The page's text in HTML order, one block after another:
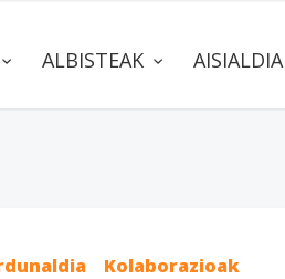
ALBISTEAK AISIALDIA
Kolaborazioak